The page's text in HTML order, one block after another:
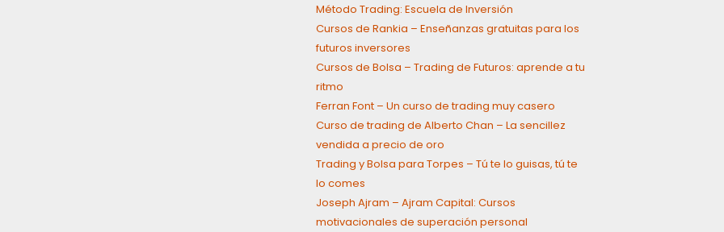
Método Trading: Escuela de Inversión
Cursos de Rankia – Enseñanzas gratuitas para los
futuros inversores
Cursos de Bolsa – Trading de Futuros: aprende a tu
ritmo
Ferran Font – Un curso de trading muy casero
Curso de trading de Alberto Chan – La sencillez
vendida a precio de oro
Trading y Bolsa para Torpes – Tú te lo guisas, tú te
lo comes
Joseph Ajram – Ajram Capital: Cursos
motivacionales de superación personal